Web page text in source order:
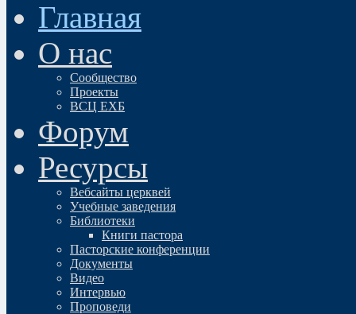
Главная
О нас
Сообщество
Проекты
ВСЦ ЕХБ
Форум
Ресурсы
Вебсайты церквей
Учебные заведения
Библиотеки
Книги пастора
Пасторские конференции
Документы
Видео
Интервью
Проповеди